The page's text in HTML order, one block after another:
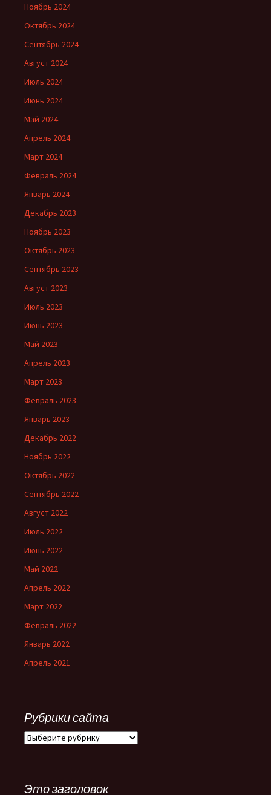
Ноябрь 2024
Октябрь 2024
Сентябрь 2024
Август 2024
Июль 2024
Июнь 2024
Май 2024
Апрель 2024
Март 2024
Февраль 2024
Январь 2024
Декабрь 2023
Ноябрь 2023
Октябрь 2023
Сентябрь 2023
Август 2023
Июль 2023
Июнь 2023
Май 2023
Апрель 2023
Март 2023
Февраль 2023
Январь 2023
Декабрь 2022
Ноябрь 2022
Октябрь 2022
Сентябрь 2022
Август 2022
Июль 2022
Июнь 2022
Май 2022
Апрель 2022
Март 2022
Февраль 2022
Январь 2022
Апрель 2021
Рубрики сайта
Рубрики
Это заголовок